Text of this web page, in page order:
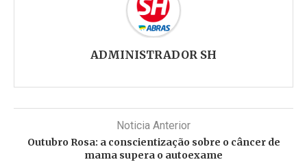
ADMINISTRADOR SH
Noticia Anterior
Outubro Rosa: a conscientização sobre o câncer de
mama supera o autoexame